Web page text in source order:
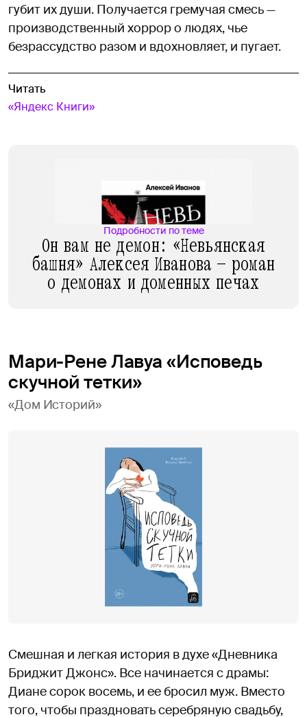
губит их души. Получается гремучая смесь —
производственный хоррор о людях, чье
безрассудство разом и вдохновляет, и пугает.
Читать
«Яндекс Книги»
Подробности по теме
Он вам не демон: «Невьянская
башня» Алексея Иванова — роман
о демонах и доменных печах
Мари-Рене Лавуа «Исповедь
скучной тетки»
«Дом Историй»
Смешная и легкая история в духе «Дневника
Бриджит Джонс». Все начинается с драмы:
Диане сорок восемь, и ее бросил муж. Вместо
того, чтобы праздновать серебряную свадьбу,